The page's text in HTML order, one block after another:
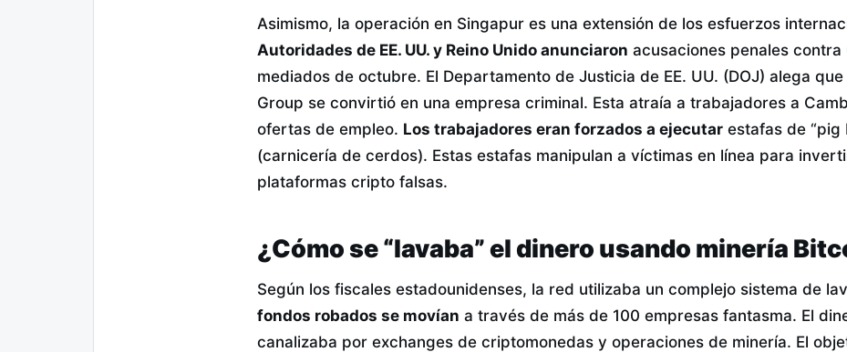
Asimismo, la operación en Singapur es una extensión de los esfuerzos
Autoridades de EE. UU. y Reino Unido anunciaron acusaciones penales contra
mediados de octubre. El Departamento de Justicia de EE. UU. (DOJ) alega
Group se convirtió en una empresa criminal. Esta atraía a trabajadores a
ofertas de empleo. Los trabajadores eran forzados a ejecutar estafas de “pig
(carnicería de cerdos). Estas estafas manipulan a víctimas en línea para
plataformas cripto falsas.
¿Cómo se “lavaba” el dinero usando minería
Según los fiscales estadounidenses, la red utilizaba un complejo sistema de
fondos robados se movían a través de más de 100 empresas fantasma. El
canalizaba por exchanges de criptomonedas y operaciones de minería. El